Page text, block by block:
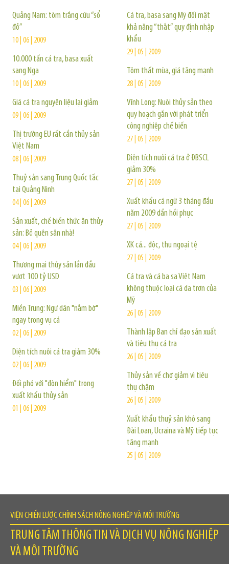
Quảng Nam: tôm trắng cứu “sổ
đỏ”
10 | 06 | 2009
10.000 tấn cá tra, basa xuất
sang Nga
10 | 06 | 2009
Giá cá tra nguyên liệu lại giảm
09 | 06 | 2009
Thị trường EU rất cần thủy sản
Việt Nam
08 | 06 | 2009
Thuỷ sản sang Trung Quốc tắc
tại Quảng Ninh
04 | 06 | 2009
Sản xuất, chế biến thức ăn thủy
sản: Bỏ quên sân nhà!
04 | 06 | 2009
Thương mại thủy sản lần đầu
vượt 100 tỷ USD
03 | 06 | 2009
Miền Trung: Ngư dân "nằm bờ"
ngay trong vụ cá
02 | 06 | 2009
Diện tích nuôi cá tra giảm 30%
02 | 06 | 2009
Đối phó với "đòn hiểm" trong
xuất khẩu thủy sản
01 | 06 | 2009
Cá tra, basa sang Mỹ đối mặt
khả năng “thắt” quy định nhập
khẩu
29 | 05 | 2009
Tôm thất mùa, giá tăng mạnh
28 | 05 | 2009
Vĩnh Long: Nuôi thủy sản theo
quy hoạch gắn với phát triển
công nghiệp chế biến
27 | 05 | 2009
Diện tích nuôi cá tra ở ĐBSCL
giảm 30%
27 | 05 | 2009
Xuất khẩu cá ngừ 3 tháng đầu
năm 2009 dần hồi phục
27 | 05 | 2009
XK cá... độc, thu ngoại tệ
27 | 05 | 2009
Cá tra và cá ba sa Việt Nam
không thuộc loại cá da trơn của
Mỹ
26 | 05 | 2009
Thành lập Ban chỉ đạo sản xuất
và tiêu thụ cá tra
26 | 05 | 2009
Thủy sản về chợ giảm vì tiêu
thụ chậm
26 | 05 | 2009
Xuất khẩu thuỷ sản khô sang
Đài Loan, Ucraina và Mỹ tiếp tục
tăng mạnh
25 | 05 | 2009
VIỆN CHIẾN LƯỢC CHÍNH SÁCH NÔNG NGHIỆP VÀ MÔI TRƯỜNG
TRUNG TÂM THÔNG TIN VÀ DỊCH VỤ NÔNG NGHIỆP
VÀ MÔI TRƯỜNG